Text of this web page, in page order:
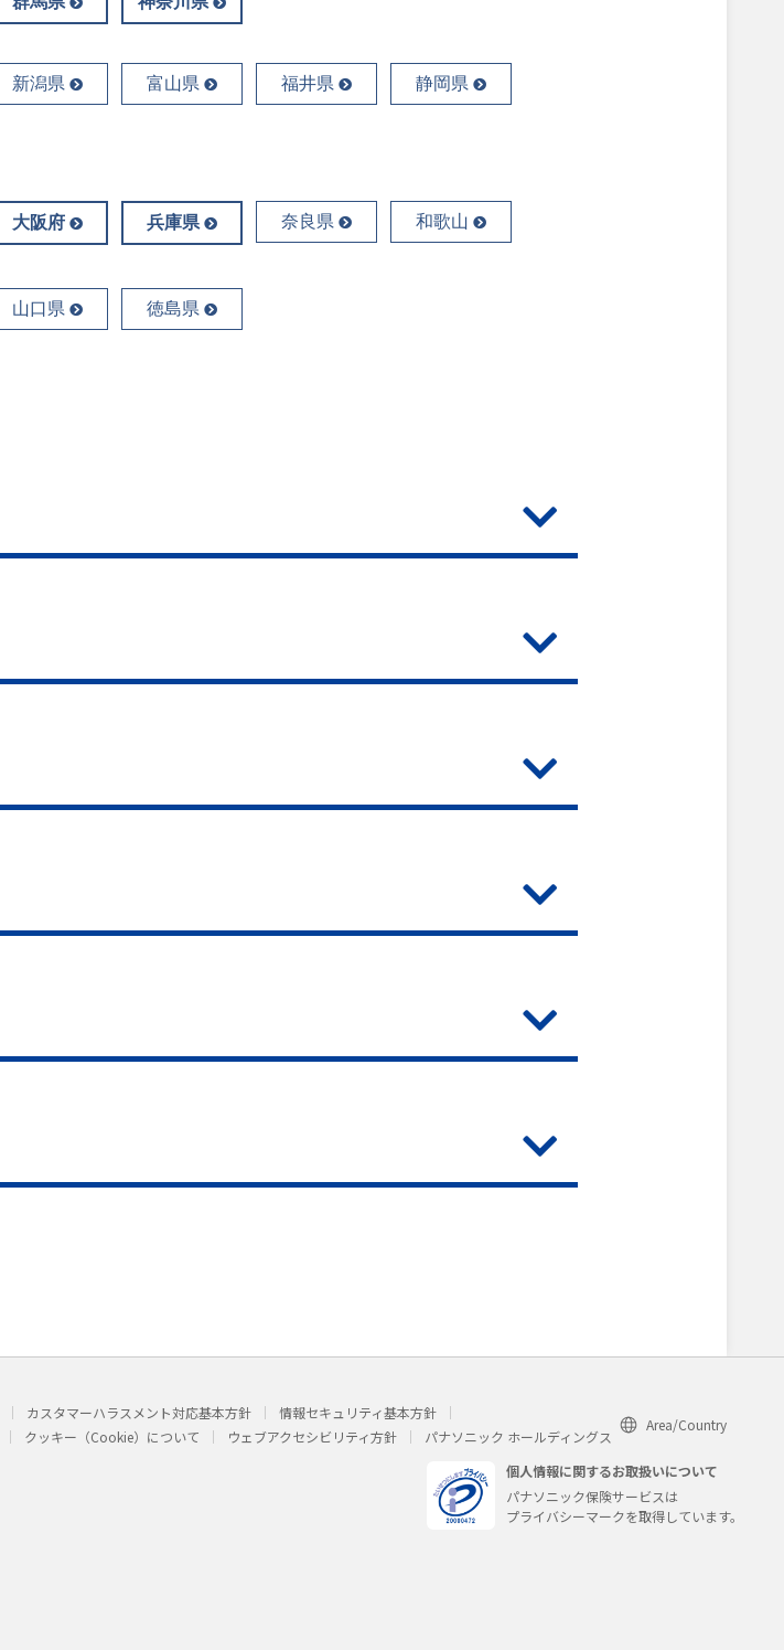
新潟県 富山県 福井県 静岡県
大阪府 兵庫県 奈良県 和歌山
山口県 徳島県
カスタマーハラスメント対応基本方針
情報セキュリティ基本方針
クッキー（Cookie）について ウェブアクセシビリティ方針 パナソニック ホールディングス
Area/Country
個人情報に関するお取扱いについて
パナソニック保険サービスは
プライバシーマークを取得しています。